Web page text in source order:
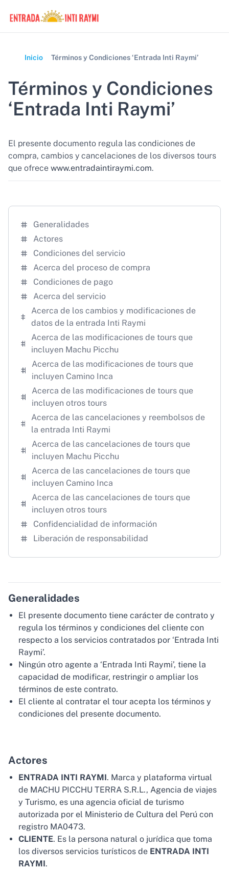
Inicio Términos y Condiciones ‘Entrada Inti Raymi’
Términos y Condiciones
‘Entrada Inti Raymi’
El presente documento regula las condiciones de
compra, cambios y cancelaciones de los diversos tours
que ofrece www.entradaintiraymi.com.
Generalidades
Actores
Condiciones del servicio
Acerca del proceso de compra
Condiciones de pago
Acerca del servicio
Acerca de los cambios y modificaciones de
datos de la entrada Inti Raymi
Acerca de las modificaciones de tours que
incluyen Machu Picchu
Acerca de las modificaciones de tours que
incluyen Camino Inca
Acerca de las modificaciones de tours que
incluyen otros tours
Acerca de las cancelaciones y reembolsos de
la entrada Inti Raymi
Acerca de las cancelaciones de tours que
incluyen Machu Picchu
Acerca de las cancelaciones de tours que
incluyen Camino Inca
Acerca de las cancelaciones de tours que
incluyen otros tours
Confidencialidad de información
Liberación de responsabilidad
Generalidades
El presente documento tiene carácter de contrato y
regula los términos y condiciones del cliente con
respecto a los servicios contratados por ‘Entrada Inti
Raymi’.
Ningún otro agente a ‘Entrada Inti Raymi’, tiene la
capacidad de modificar, restringir o ampliar los
términos de este contrato.
El cliente al contratar el tour acepta los términos y
condiciones del presente documento.
Actores
ENTRADA INTI RAYMI. Marca y plataforma virtual
de MACHU PICCHU TERRA S.R.L., Agencia de viajes
y Turismo, es una agencia oficial de turismo
autorizada por el Ministerio de Cultura del Perú con
registro MA0473.
CLIENTE. Es la persona natural o jurídica que toma
los diversos servicios turísticos de ENTRADA INTI
RAYMI.